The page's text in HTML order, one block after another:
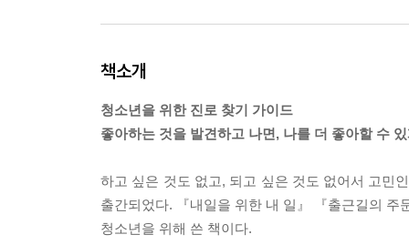
책소개
청소년을 위한 진로 찾기 가이드
좋아하는 것을 발견하고 나면, 나를 더 좋아할 수
하고 싶은 것도 없고, 되고 싶은 것도 없어서 고민
출간되었다. 『내일을 위한 내 일』 『출근길의
청소년을 위해 쓴 책이다.